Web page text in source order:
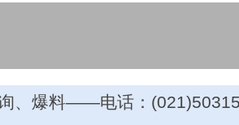
、爆料——电话：